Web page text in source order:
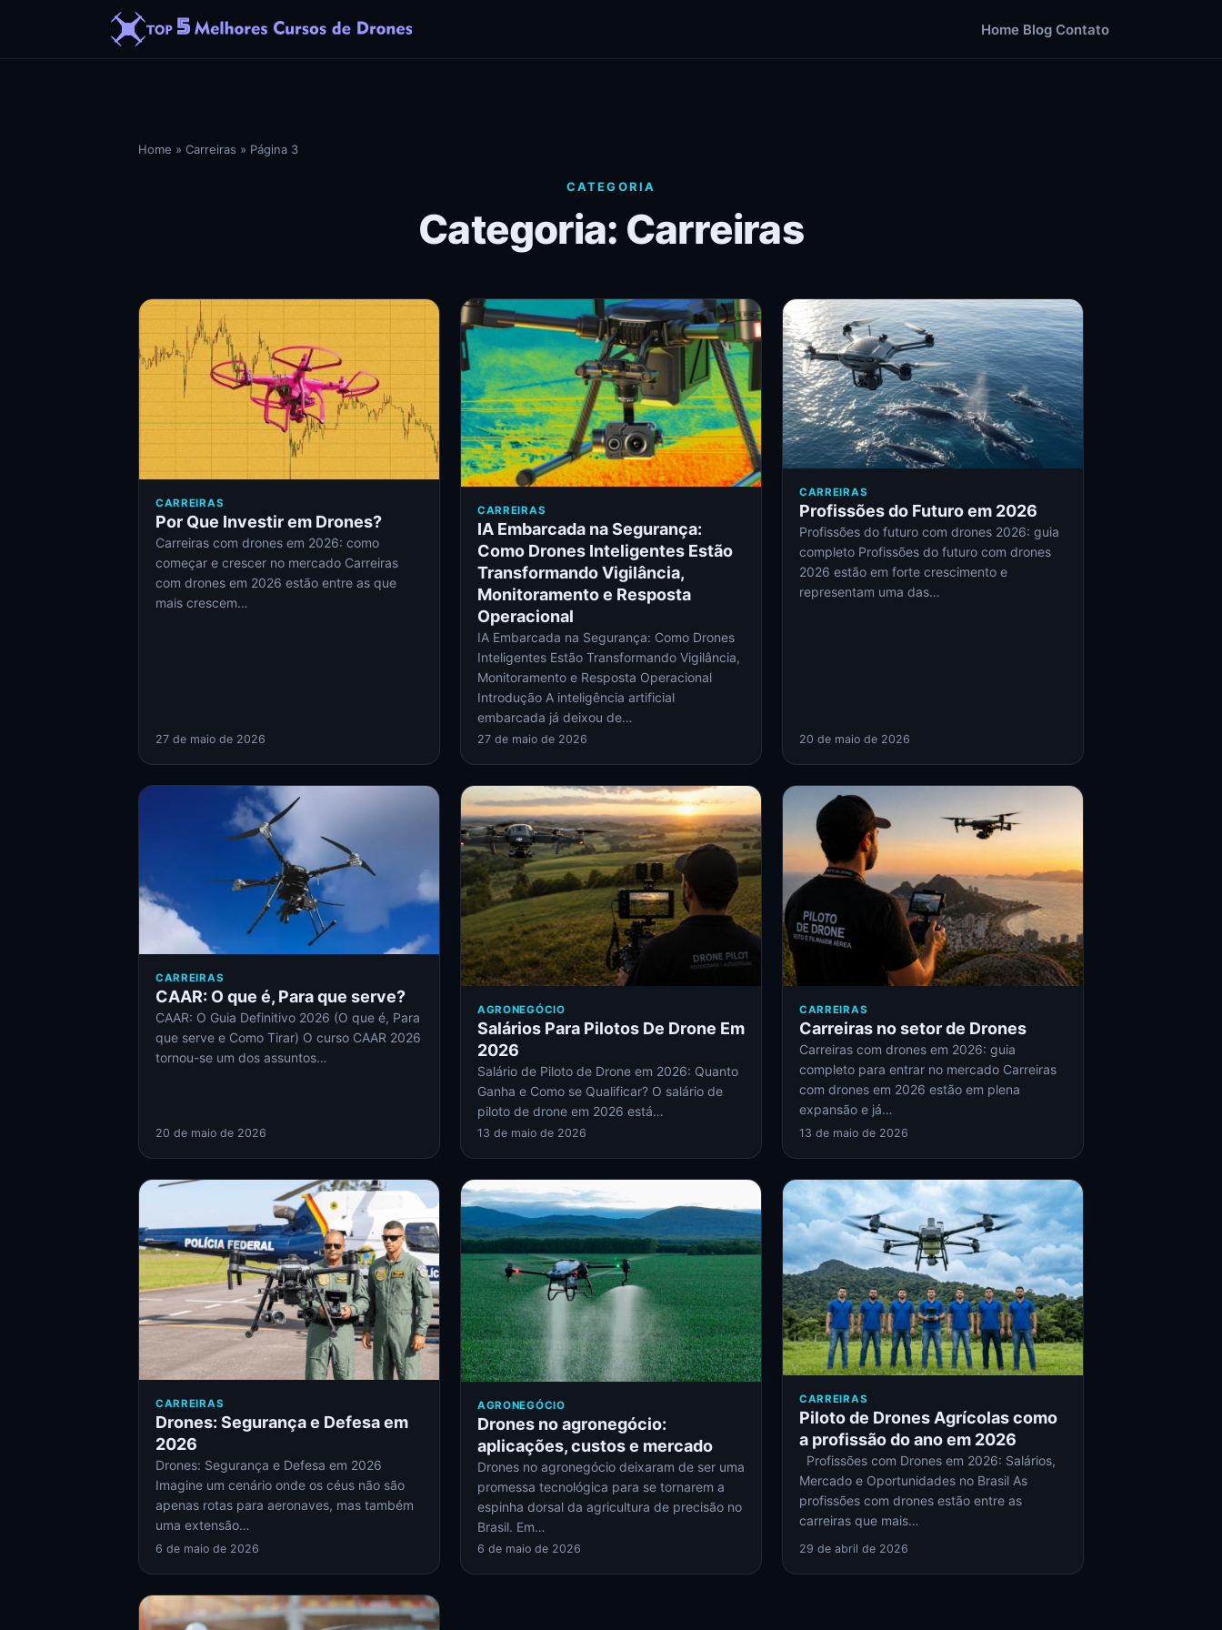
Home Blog Contato
Home » Carreiras » Página 3
CATEGORIA
Categoria: Carreiras
CARREIRAS
Por Que Investir em Drones?
Carreiras com drones em 2026: como
começar e crescer no mercado Carreiras
com drones em 2026 estão entre as que
mais crescem…
27 de maio de 2026
CARREIRAS
IA Embarcada na Segurança:
Como Drones Inteligentes Estão
Transformando Vigilância,
Monitoramento e Resposta
Operacional
IA Embarcada na Segurança: Como Drones
Inteligentes Estão Transformando Vigilância,
Monitoramento e Resposta Operacional
Introdução A inteligência artificial
embarcada já deixou de…
27 de maio de 2026
CARREIRAS
Profissões do Futuro em 2026
Profissões do futuro com drones 2026: guia
completo Profissões do futuro com drones
2026 estão em forte crescimento e
representam uma das…
20 de maio de 2026
CARREIRAS
CAAR: O que é, Para que serve?
CAAR: O Guia Definitivo 2026 (O que é, Para
que serve e Como Tirar) O curso CAAR 2026
tornou-se um dos assuntos…
20 de maio de 2026
AGRONEGÓCIO
Salários Para Pilotos De Drone Em
2026
Salário de Piloto de Drone em 2026: Quanto
Ganha e Como se Qualificar? O salário de
piloto de drone em 2026 está…
13 de maio de 2026
CARREIRAS
Carreiras no setor de Drones
Carreiras com drones em 2026: guia
completo para entrar no mercado Carreiras
com drones em 2026 estão em plena
expansão e já…
13 de maio de 2026
CARREIRAS
Drones: Segurança e Defesa em
2026
Drones: Segurança e Defesa em 2026
Imagine um cenário onde os céus não são
apenas rotas para aeronaves, mas também
uma extensão…
6 de maio de 2026
AGRONEGÓCIO
Drones no agronegócio:
aplicações, custos e mercado
Drones no agronegócio deixaram de ser uma
promessa tecnológica para se tornarem a
espinha dorsal da agricultura de precisão no
Brasil. Em…
6 de maio de 2026
CARREIRAS
Piloto de Drones Agrícolas como
a profissão do ano em 2026
Profissões com Drones em 2026: Salários,
Mercado e Oportunidades no Brasil As
profissões com drones estão entre as
carreiras que mais…
29 de abril de 2026